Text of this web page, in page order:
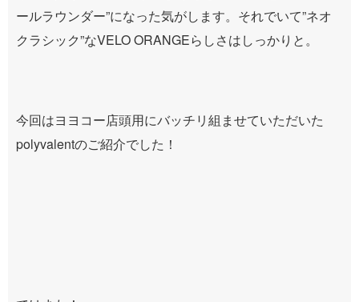
ールラウンダー”になった気がします。それでいて”ネオ
クラシック”なVELO ORANGEらしさはしっかりと。
今回はヨヨコー店頭用にバッチリ組ませていただいた
polyvalentのご紹介でした！